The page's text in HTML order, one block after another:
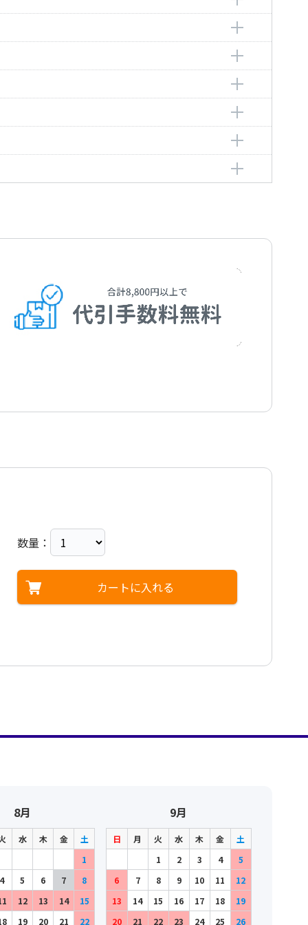
数量：
カートに入れる
8月
水 木 金
土
1
4 5 6 7
8
12 13 14
15
19 20 21 22
9月
日 月 火 水 木 金
土
1
2 3 4
5
6
7 8 9 10 11
12
13
14 15 16 17 18
19
20
21 22 23 24 25 26